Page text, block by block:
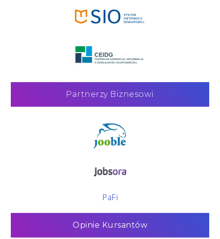
Partnerzy Biznesowi
PaFi
Opinie Kursantów